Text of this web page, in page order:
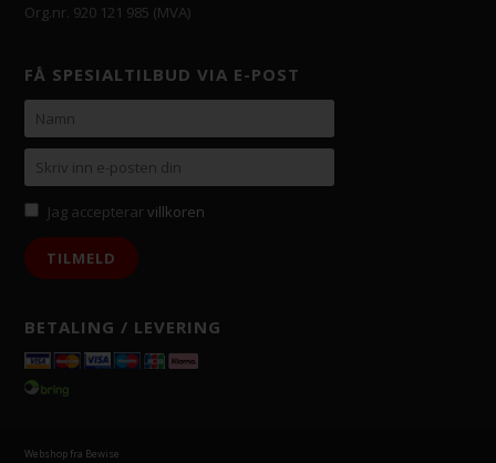
Org.nr. 920 121 985 (MVA)
FÅ SPESIALTILBUD VIA E-POST
Jag accepterarvillkoren
BETALING / LEVERING
Webshop fra Bewise